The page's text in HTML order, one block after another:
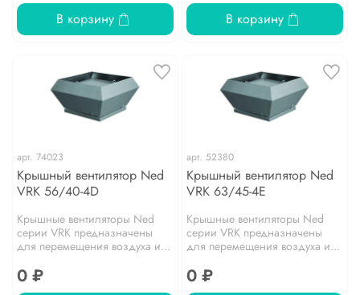
В корзину В корзину
арт. 74023
Крышный вентилятор Ned
VRK 56/40-4D
Крышные вентиляторы Ned
серии VRK предназначены
для перемещения воздуха и...
0 ₽
арт. 52380
Крышный вентилятор Ned
VRK 63/45-4E
Крышные вентиляторы Ned
серии VRK предназначены
для перемещения воздуха и...
0 ₽